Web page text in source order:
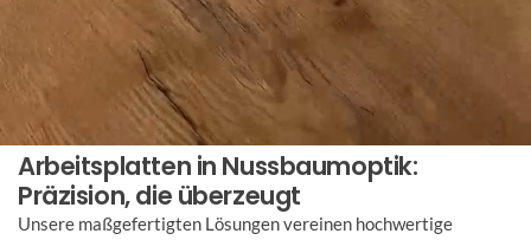
Arbeitsplatten in Nussbaumoptik:
Präzision, die überzeugt
Unsere maßgefertigten Lösungen vereinen hochwertige